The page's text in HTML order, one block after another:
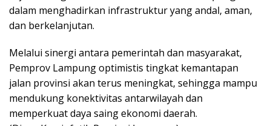
dalam menghadirkan infrastruktur yang andal, aman,
dan berkelanjutan.
Melalui sinergi antara pemerintah dan masyarakat,
Pemprov Lampung optimistis tingkat kemantapan
jalan provinsi akan terus meningkat, sehingga mampu
mendukung konektivitas antarwilayah dan
memperkuat daya saing ekonomi daerah.